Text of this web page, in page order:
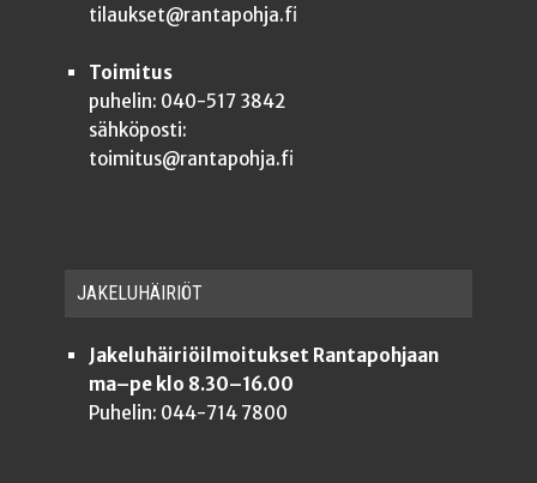
tilaukset@rantapohja.fi
Toimitus
puhelin: 040-517 3842
sähköposti:
toimitus@rantapohja.fi
JAKE­LU­HÄI­RIÖT
Jakeluhäiriöilmoitukset Rantapohjaan
ma–pe klo 8.30–16.00
Puhelin: 044-714 7800